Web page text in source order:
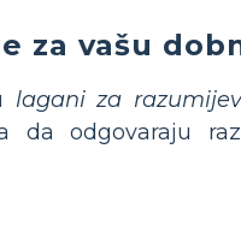
za vašu
lagani za
da odgovaraju